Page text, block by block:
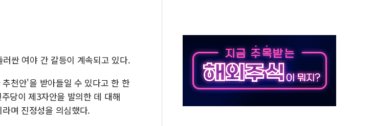
우크라 드론 전술, 중남미 콜롬비아에 새 안보 위기… 반군·마약카르텔이 습득해 전투 활용
동해해경, 독도 해상서 부유물 감긴 어선 구조
주한미군 "오산기지 누출, 백린 아닌 무해한 표면 부식 물질"
구미 폐염산처리업체서 불 2시간30여분만에 진화...외국인 노동자 숨져
싼 여야 간 갈등이 계속되고 있다.
천안'을 받아들일 수 있다고 한 한
당이 제3자안을 발의한 데 대해
며 진정성을 의심했다.